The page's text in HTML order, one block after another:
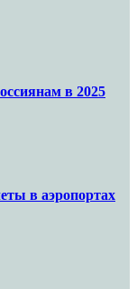
в 2025
в аэропортах